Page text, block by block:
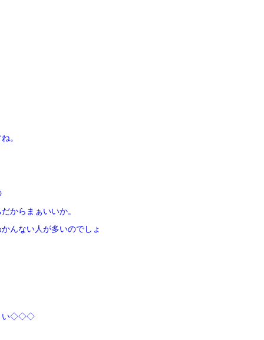
。
からまぁいいか。
んない人が多いのでしょ
い◇◇◇